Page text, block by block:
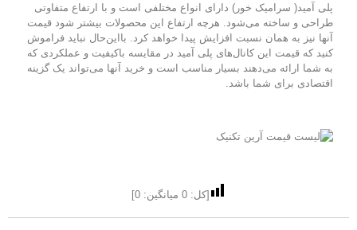
پلی آمید( سرامیک خور) دارای انواع مختلفی است و با ارتفاع متفاوتی
طراحی و ساخته می‌شود. هرچه ارتفاع این محصولات بیشتر شود قیمت
آنها نیز به همان نسبت افزایش پیدا خواهد کرد. بااین‌حال نباید فراموش
کنید که قیمت این کانال‌های پلی آمید در مقایسه باکیفیت و عملکردی که
به شما ارائه می‌دهند بسیار مناسب است و خرید آنها می‌تواند یک گزینه
اقتصادی برای شما باشد.
[کل: 0 میانگین: 0
]